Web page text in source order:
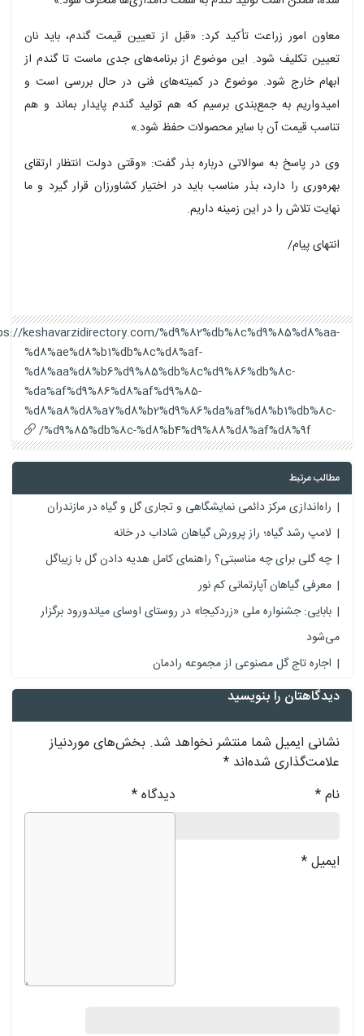
معاون امور زراعت تأکید کرد: «قبل از تعیین قیمت گندم، باید نان
تعیین تکلیف شود. این موضوع از برنامه‌های جدی ماست تا گندم از
ابهام خارج شود. موضوع در کمیته‌های فنی در حال بررسی است و
امیدواریم به جمع‌بندی برسیم که هم تولید گندم پایدار بماند و هم
تناسب قیمت آن با سایر محصولات حفظ شود.»
وی در پاسخ به سوالاتی درباره بذر گفت: «وقتی دولت انتظار ارتقای
بهره‌وری را دارد، بذر مناسب باید در اختیار کشاورزان قرار گیرد و ما
نهایت تلاش را در این زمینه داریم.
انتهای پیام/
https://keshavarzidirectory.com/%d9%82%db%8c%d9%85%d8%aa-
%d8%ae%d8%b1%db%8c%d8%af-
%d8%aa%d8%b6%d9%85%db%8c%d9%86%db%8c-
%da%af%d9%86%d8%af%d9%85-
%d8%a8%d8%a7%d8%b2%d9%86%da%af%d8%b1%db%8c-
%d9%85%db%8c-%d8%b4%d9%88%d8%af%d8%9f/
مطالب مرتبط
راه‌اندازی مرکز دائمی نمایشگاهی و تجاری گل و گیاه در مازندران
لامپ رشد گیاه؛ راز پرورش گیاهان شاداب در خانه
چه گلی برای چه مناسبتی؟ راهنمای کامل هدیه دادن گل با زیباگل
معرفی گیاهان آپارتمانی کم نور
بابایی: جشنواره ملی «زردکیجا» در روستای اوسای میاندورود برگزار
می‌شود
اجاره تاج گل مصنوعی از مجموعه رادمان
دیدگاهتان را بنویسید
نشانی ایمیل شما منتشر نخواهد شد.بخش‌های موردنیاز
علامت‌گذاری شده‌اند*
دیدگاه* نام*
ایمیل*